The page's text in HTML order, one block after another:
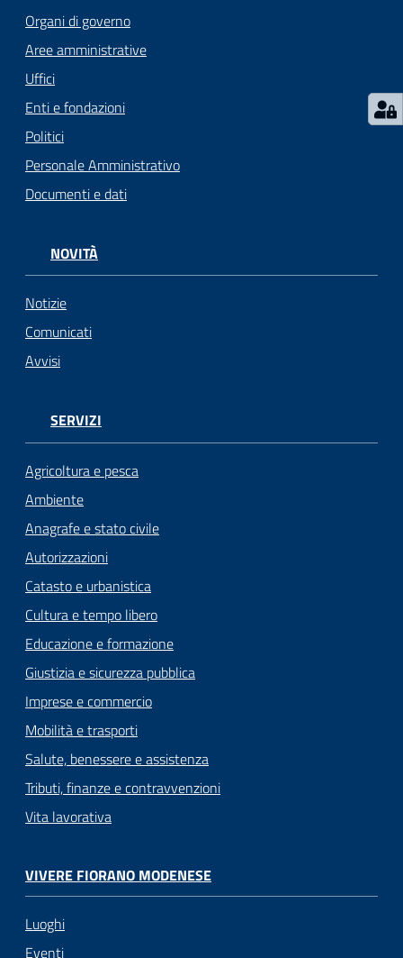
Tutti
gli
argomenti...
Seguici
su
Organi di governo
Aree amministrative
Uffici
Enti e fondazioni
Politici
Personale Amministrativo
Documenti e dati
NOVITÀ
Notizie
Comunicati
Avvisi
SERVIZI
Agricoltura e pesca
Ambiente
Anagrafe e stato civile
Autorizzazioni
Catasto e urbanistica
Cultura e tempo libero
Educazione e formazione
Giustizia e sicurezza pubblica
Imprese e commercio
Mobilità e trasporti
Salute, benessere e assistenza
Tributi, finanze e contravvenzioni
Vita lavorativa
VIVERE FIORANO MODENESE
Luoghi
Eventi